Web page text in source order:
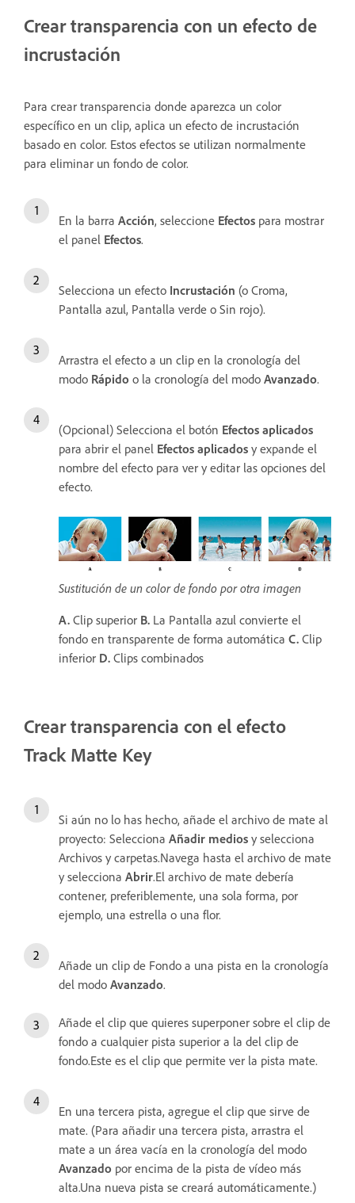
Crear transparencia con un efecto de
incrustación
Para crear transparencia donde aparezca un color
específico en un clip, aplica un efecto de incrustación
basado en color. Estos efectos se utilizan normalmente
para eliminar un fondo de color.
En la barra Acción, seleccione Efectos para mostrar
el panel Efectos.
Selecciona un efecto Incrustación (o Croma,
Pantalla azul, Pantalla verde o Sin rojo).
Arrastra el efecto a un clip en la cronología del
modo Rápido o la cronología del modo Avanzado.
(Opcional) Selecciona el botón Efectos aplicados
para abrir el panel Efectos aplicados y expande el
nombre del efecto para ver y editar las opciones del
efecto.
Sustitución de un color de fondo por otra imagen
A. Clip superior B. La Pantalla azul convierte el
fondo en transparente de forma automática C. Clip
inferior D. Clips combinados
Crear transparencia con el efecto
Track Matte Key
Si aún no lo has hecho, añade el archivo de mate al
proyecto: Selecciona Añadir medios y selecciona
Archivos y carpetas.Navega hasta el archivo de mate
y selecciona Abrir.El archivo de mate debería
contener, preferiblemente, una sola forma, por
ejemplo, una estrella o una flor.
Añade un clip de Fondo a una pista en la cronología
del modo Avanzado.
Añade el clip que quieres superponer sobre el clip de
fondo a cualquier pista superior a la del clip de
fondo.Este es el clip que permite ver la pista mate.
En una tercera pista, agregue el clip que sirve de
mate. (Para añadir una tercera pista, arrastra el
mate a un área vacía en la cronología del modo
Avanzado por encima de la pista de vídeo más
alta.Una nueva pista se creará automáticamente.)